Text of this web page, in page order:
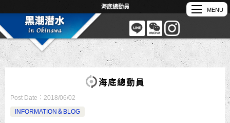
海底總動員
海底總動員
Post Date： 2018/06/02
INFORMATION＆BLOG